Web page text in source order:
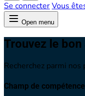
Se connecterVous
Open menu
Trouvez le
Recherchez parmi
Champ de compétence